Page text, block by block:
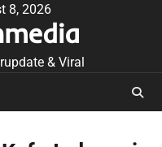
8, 2026
& Viral